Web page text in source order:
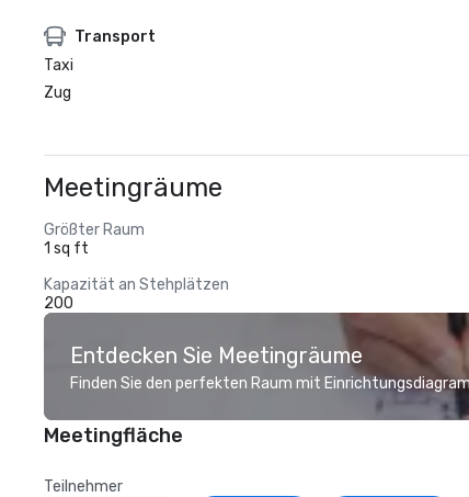
Transport
Taxi
Zug
Meetingräume
Größter Raum
1 sq ft
Kapazität an Stehplätzen
200
Entdecken Sie Meetingräume
Finden Sie den perfekten Raum mit
Meetingfläche
Teilnehmer